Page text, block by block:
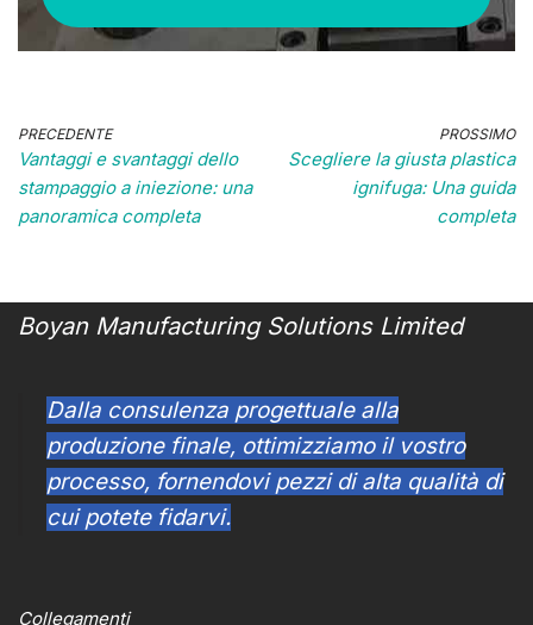
PRECEDENTE
Vantaggi e svantaggi dello
stampaggio a iniezione: una
panoramica completa
PROSSIMO
Scegliere la giusta plastica
ignifuga: Una guida
completa
Boyan Manufacturing Solutions Limited
Dalla consulenza progettuale alla
produzione finale, ottimizziamo il vostro
processo, fornendovi pezzi di alta qualità di
cui potete fidarvi.
Collegamenti